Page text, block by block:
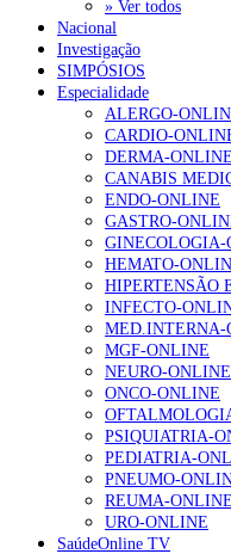
RECENTES
Plataforma criada por
ULS Alto Alentejo e IPO
Montenegro defende
Governo admite cobrar
Estudo aponta potencial
MAIS LIDAS
Enfermagem
202 visualizações
» Ver todos
Nacional
Investigação
SIMPÓSIOS
Especialidade
ALERGO-
CARDIO-
DERMA-ONLINE
CANABIS
ENDO-ONLINE
GASTRO-
GINECOLOGIA-
HEMATO-
HIPERTENSÃO
INFECTO-
MED.INTERNA-
MGF-ONLINE
NEURO-ONLINE
ONCO-ONLINE
PSIQUIATRIA-
PEDIATRIA-
PNEUMO-
REUMA-ONLINE
URO-ONLINE
SaúdeOnline TV